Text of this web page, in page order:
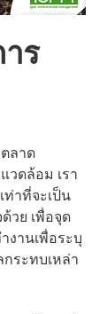
ร
ลาด
ดล้อม เรา
าที่จะเป็น
วย เพื่อจุด
งานเพื่อระบุ
ระทบเหล่า